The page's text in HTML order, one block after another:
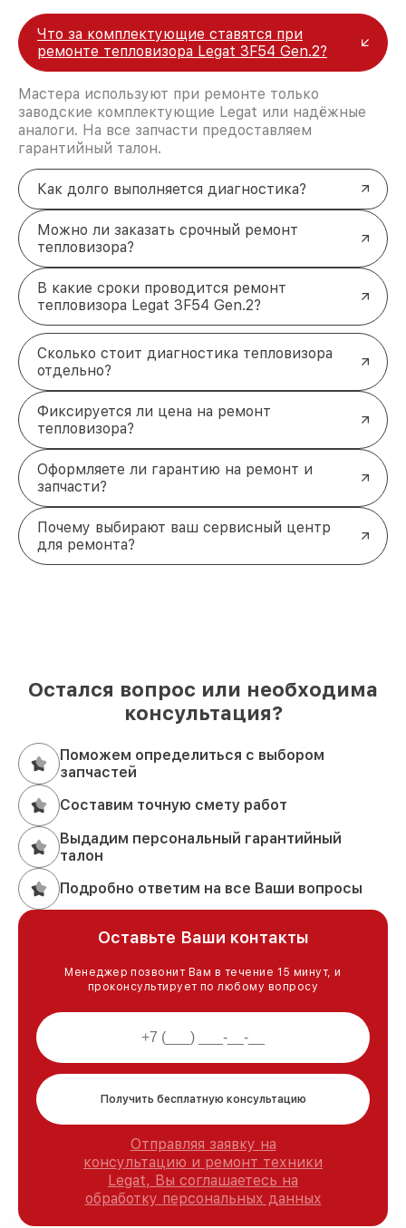
Что за комплектующие ставятся при
ремонте тепловизора Legat 3F54 Gen.2?
Мастера используют при ремонте только
заводские комплектующие Legat или надёжные
аналоги. На все запчасти предоставляем
гарантийный талон.
Как долго выполняется диагностика?
Можно ли заказать срочный ремонт
тепловизора?
В какие сроки проводится ремонт
тепловизора Legat 3F54 Gen.2?
Сколько стоит диагностика тепловизора
отдельно?
Фиксируется ли цена на ремонт
тепловизора?
Оформляете ли гарантию на ремонт и
запчасти?
Почему выбирают ваш сервисный центр
для ремонта?
Остался вопрос или необходима
консультация?
Поможем определиться с выбором
запчастей
Составим точную смету работ
Выдадим персональный гарантийный
талон
Подробно ответим на все Ваши вопросы
Оставьте Ваши контакты
Менеджер позвонит Вам в течение 15 минут, и
проконсультирует по любому вопросу
Получить бесплатную консультацию
Отправляя заявку на
консультацию и ремонт техники
Legat, Вы соглашаетесь на
обработку персональных данных